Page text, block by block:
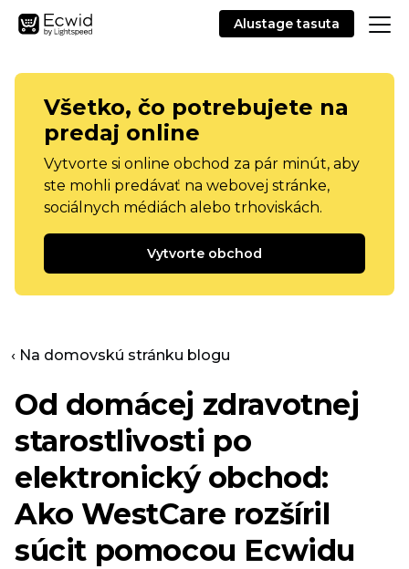
Alustage tasuta
Všetko, čo potrebujete na
predaj online
Vytvorte si online obchod za pár minút, aby
ste mohli predávať na webovej stránke,
sociálnych médiách alebo trhoviskách.
Vytvorte obchod
‹ Na domovskú stránku blogu
Od domácej zdravotnej
starostlivosti po
elektronický obchod:
Ako WestCare rozšíril
súcit pomocou Ecwidu